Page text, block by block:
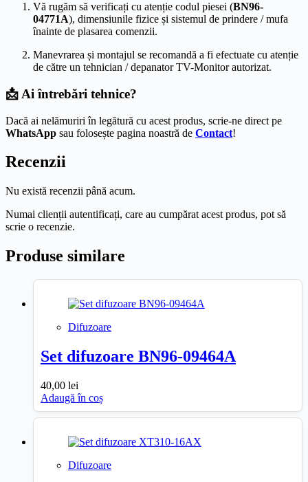
Vă rugăm să verificați cu atenție codul piesei (BN96-
04771A), dimensiunile fizice și sistemul de prindere / mufa
înainte de plasarea comenzii.
Manevrarea și montajul se recomandă a fi efectuate cu atenție
de către un tehnician / depanator TV-Monitor autorizat.
📩 Ai întrebări tehnice?
Dacă ai nelămuriri în legătură cu acest produs, scrie-ne direct pe
WhatsApp sau folosește pagina noastră de Contact!
Recenzii
Nu există recenzii până acum.
Numai clienții autentificați, care au cumpărat acest produs, pot să
scrie o recenzie.
Produse similare
Difuzoare
Set difuzoare BN96-09464A
40,00 lei
Adaugă în coș
Difuzoare